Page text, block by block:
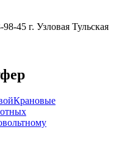
45 г. Узловая Тульская
Крановые